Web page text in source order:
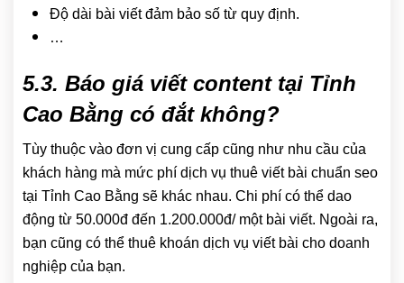
Độ dài bài viết đảm bảo số từ quy định.
…
5.3. Báo giá viết content tại Tỉnh
Cao Bằng có đắt không?
Tùy thuộc vào đơn vị cung cấp cũng như nhu cầu của
khách hàng mà mức phí dịch vụ thuê viết bài chuẩn seo
tại Tỉnh Cao Bằng sẽ khác nhau. Chi phí có thể dao
động từ 50.000đ đến 1.200.000đ/ một bài viết. Ngoài ra,
bạn cũng có thể thuê khoán dịch vụ viết bài cho doanh
nghiệp của bạn.